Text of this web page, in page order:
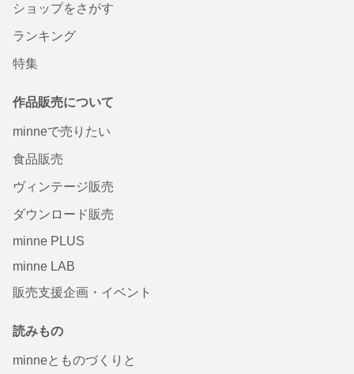
ショップをさがす
ランキング
特集
作品販売について
minneで売りたい
食品販売
ヴィンテージ販売
ダウンロード販売
minne PLUS
minne LAB
販売支援企画・イベント
読みもの
minneとものづくりと